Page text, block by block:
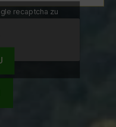
recaptcha zu